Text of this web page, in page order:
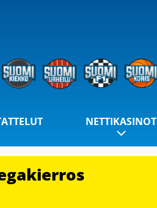
NETTIKASINOT